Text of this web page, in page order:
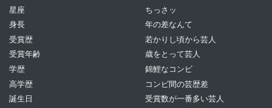
星座
身長
受賞歴
受賞年齢
学歴
高学歴
誕生日
ちっさッ
年の差なんて
若かりし頃から芸人
歳をとって芸人
錦鯉なコンビ
コンビ間の芸歴差
受賞数が一番多い芸人